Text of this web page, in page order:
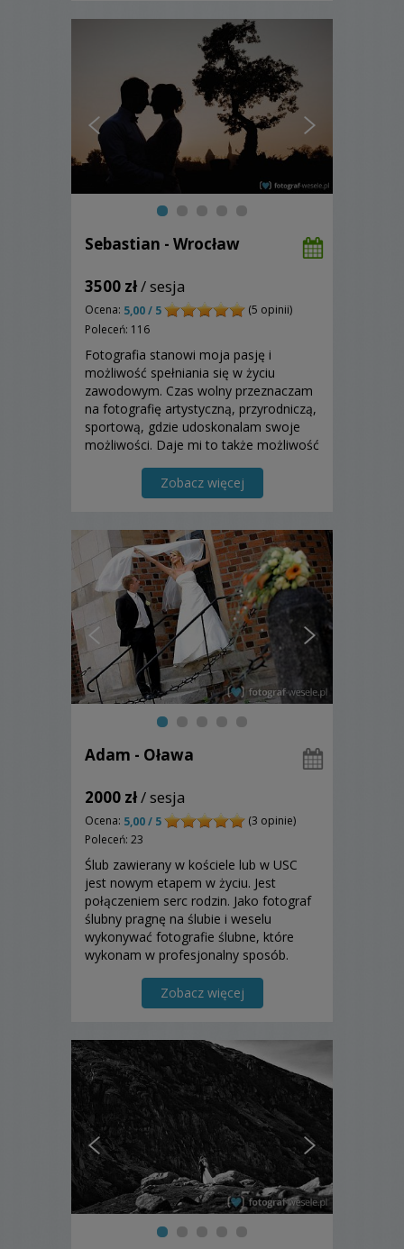
Sebastian - Wrocław
3500 zł/ sesja
Ocena: 5,00 / 5
(5 opinii)
Poleceń: 116
Fotografia stanowi moja pasję i
możliwość spełniania się w życiu
zawodowym. Czas wolny przeznaczam
na fotografię artystyczną, przyrodniczą,
sportową, gdzie udoskonalam swoje
możliwości. Daje mi to także możliwość
Zobacz więcej
Adam - Oława
2000 zł/ sesja
Ocena: 5,00 / 5
(3 opinie)
Poleceń: 23
Ślub zawierany w kościele lub w USC
jest nowym etapem w życiu. Jest
połączeniem serc rodzin. Jako fotograf
ślubny pragnę na ślubie i weselu
wykonywać fotografie ślubne, które
wykonam w profesjonalny sposób.
Zobacz więcej